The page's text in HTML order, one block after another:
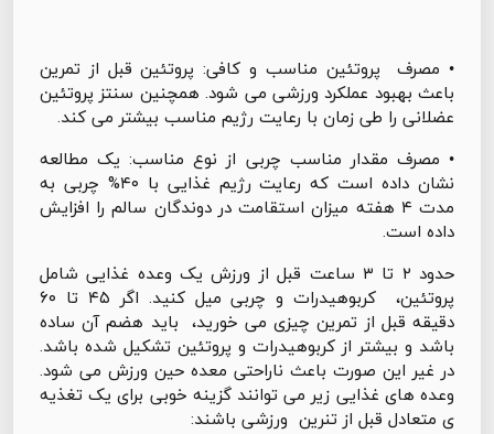
• مصرف پروتئین مناسب و کافی: پروتئین قبل از تمرین
باعث بهبود عملکرد ورزشی می شود. همچنین سنتز پروتئین
عضلانی را طی زمان با رعایت رژیم مناسب بیشتر می کند.
• مصرف مقدار مناسب چربی از نوع مناسب: یک مطالعه
نشان داده است که رعایت رژیم غذایی با ۴۰% چربی به
مدت ۴ هفته میزان استقامت در دوندگان سالم را افزایش
داده است.
حدود ۲ تا ۳ ساعت قبل از ورزش یک وعده غذایی شامل
پروتئین، کربوهیدرات و چربی میل کنید. اگر ۴۵ تا ۶۰
دقیقه قبل از تمرین چیزی می خورید، باید هضم آن ساده
باشد و بیشتر از کربوهیدرات و پروتئین تشکیل شده باشد.
در غیر این صورت باعث ناراحتی معده حین ورزش می شود.
وعده های غذایی زیر می توانند گزینه خوبی برای یک تغذیه
ی متعادل قبل از تنرین ورزشی باشند: